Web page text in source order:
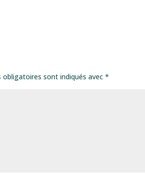
obligatoires sont indiqués avec*